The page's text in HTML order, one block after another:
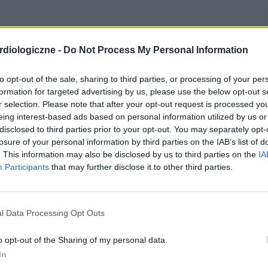
- Do Not Process My Personal Information
opt-out of the sale, sharing to third parties, or processing of your
for targeted advertising by us, please use the below opt-out
selection. Please note that after your opt-out request is processed
interest-based ads based on personal information utilized by us
to third parties prior to your opt-out. You may separately
of your personal information by third parties on the IAB’s list of
This information may also be disclosed by us to third parties on the
Participants that may further disclose it to other third parties.
Data Processing Opt Outs
opt-out of the Sharing of my personal data.